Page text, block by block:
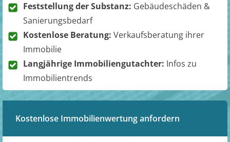
Feststellung der Substanz: Gebäudeschäden &
Sanierungsbedarf
Kostenlose Beratung: Verkaufsberatung ihrer
Immobilie
Langjährige Immobiliengutachter: Infos zu
Immobilientrends
Kostenlose Immobilienwertung anfordern